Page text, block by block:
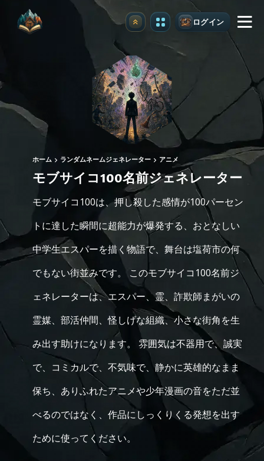
アップグレード ログイン
ホーム ランダムネームジェネレーター アニメ
モブサイコ100名前ジェネレーター
モブサイコ100は、押し殺した感情が100パーセン
トに達した瞬間に超能力が爆発する、おとなしい
中学生エスパーを描く物語で、舞台は塩荷市の何
でもない街並みです。 このモブサイコ100名前ジ
ェネレーターは、エスパー、霊、詐欺師まがいの
霊媒、部活仲間、怪しげな組織、小さな街角を生
み出す助けになります。 雰囲気は不器用で、誠実
で、コミカルで、不気味で、静かに英雄的なまま
保ち、ありふれたアニメや少年漫画の音をただ並
べるのではなく、作品にしっくりくる発想を出す
ために使ってください。